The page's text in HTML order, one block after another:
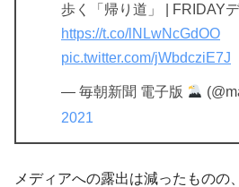
歩く「帰り道」 | FRIDAY
https://t.co/lNLwNcGdOO
pic.twitter.com/jWbdcziE7J
— 毎朝新聞 電子版
2021
メディアへの露出は減ったものの